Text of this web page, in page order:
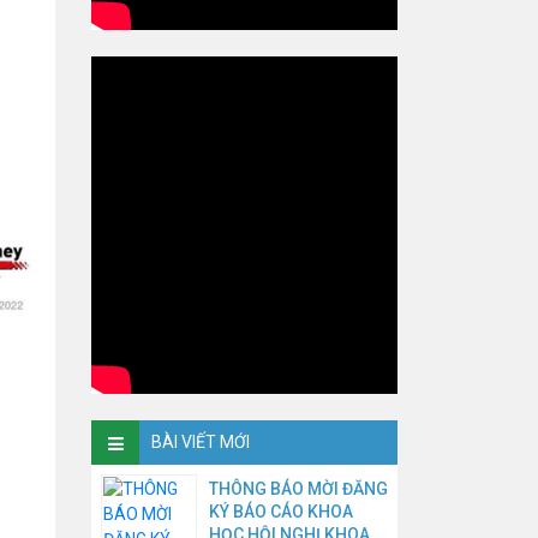
BÀI VIẾT MỚI
THÔNG BÁO MỜI ĐĂNG
KÝ BÁO CÁO KHOA